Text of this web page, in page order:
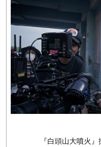
『白頭山大噴火